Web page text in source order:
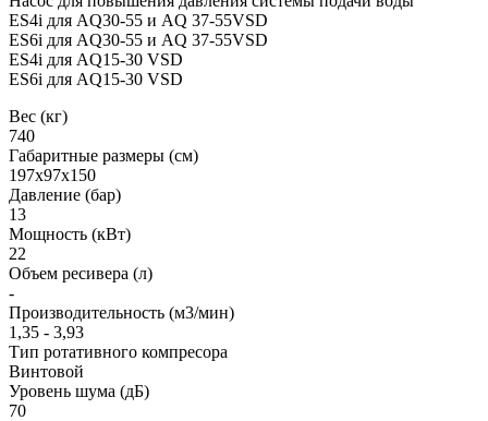
ES4i для AQ30-55 и AQ 37-55VSD
ES6i для AQ30-55 и AQ 37-55VSD
ES4i для AQ15-30 VSD
ES6i для AQ15-30 VSD
Вес (кг)
740
Габаритные размеры (см)
197х97х150
Давление (бар)
13
Мощность (кВт)
22
Объем ресивера (л)
-
Производительность (м3/мин)
1,35 - 3,93
Тип ротативного компресора
Винтовой
Уровень шума (дБ)
70